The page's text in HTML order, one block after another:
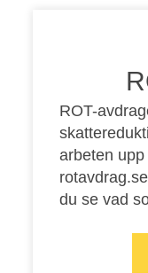
ROT-
arbeten
rotavdrag.se
du se vad